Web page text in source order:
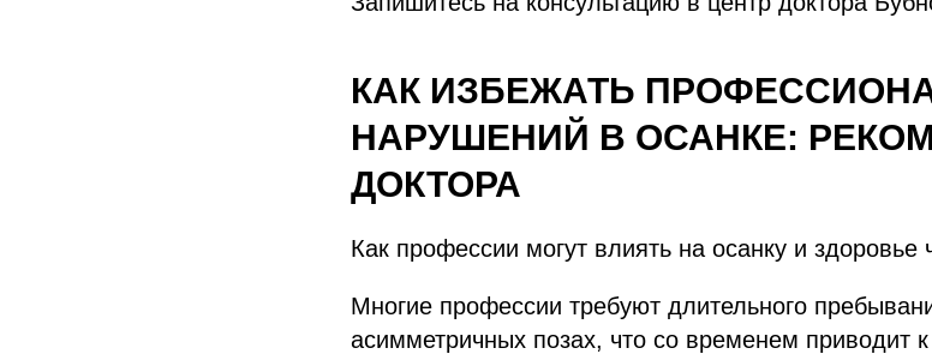
КАК ИЗБЕЖАТЬ
НАРУШЕНИЙ В ОСАНКЕ:
ДОКТОРА
Как профессии могут влиять на осанку и здоровье
Многие профессии требуют длительного
асимметричных позах, что со временем приводит